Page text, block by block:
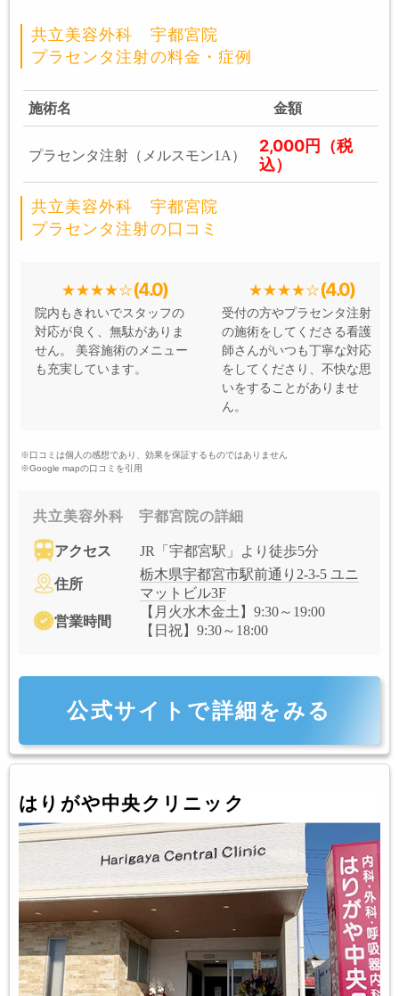
共立美容外科 宇都宮院
プラセンタ注射の料金・症例
施術名 金額
プラセンタ注射（メルスモン1A）
2,000円（税
込）
共立美容外科 宇都宮院
プラセンタ注射の口コミ
(4.0)
院内もきれいでスタッフの
対応が良く、無駄がありま
せん。 美容施術のメニュー
も充実しています。
(4.0)
受付の方やプラセンタ注射
の施術をしてくださる看護
師さんがいつも丁寧な対応
をしてくださり、不快な思
いをすることがありませ
ん。
※口コミは個人の感想であり、効果を保証するものではありません
※Google mapの口コミを引用
共立美容外科 宇都宮院の詳細
アクセス JR「宇都宮駅」より徒歩5分
住所
栃木県宇都宮市駅前通り2-3-5 ユニ
マットビル3F
営業時間
【月火水木金土】9:30～19:00
【日祝】9:30～18:00
公式サイトで詳細をみる
はりがや中央クリニック